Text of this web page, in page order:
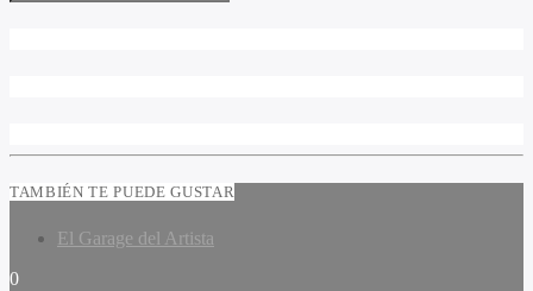
TAMBIÉN TE PUEDE GUSTAR
El Garage del Artista
0